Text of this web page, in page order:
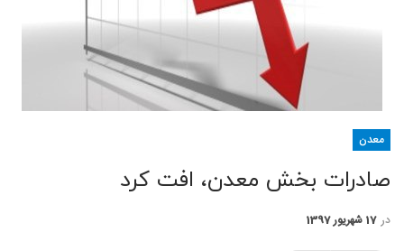
معدن
صادرات بخش معدن، افت کرد
در 17 شهریور 1397